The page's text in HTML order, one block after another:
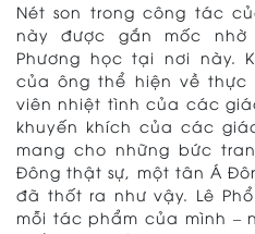
Nét son trong công tác
này được gắn mốc
Phương học tại nơi này.
của ông thể hiện về thực
viên nhiệt tình của các
khuyến khích của các
mang cho những bức
Đông thật sự, một tân Á
đã thốt ra như vậy. Lê
mỗi tác phẩm của mình –